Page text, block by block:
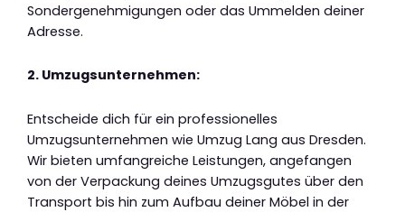
Sondergenehmigungen oder das Ummelden deiner
Adresse.
2. Umzugsunternehmen:
Entscheide dich für ein professionelles
Umzugsunternehmen wie Umzug Lang aus Dresden.
Wir bieten umfangreiche Leistungen, angefangen
von der Verpackung deines Umzugsgutes über den
Transport bis hin zum Aufbau deiner Möbel in der